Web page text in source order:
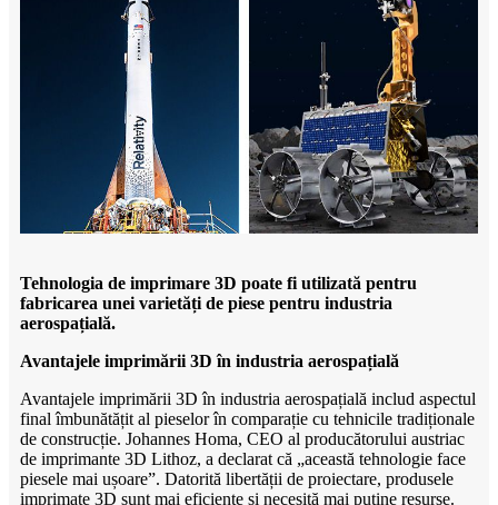
Tehnologia de imprimare 3D poate fi utilizată pentru
fabricarea unei varietăți de piese pentru industria
aerospațială.
Avantajele imprimării 3D în industria aerospațială
Avantajele imprimării 3D în industria aerospațială includ aspectul
final îmbunătățit al pieselor în comparație cu tehnicile tradiționale
de construcție. Johannes Homa, CEO al producătorului austriac
de imprimante 3D Lithoz, a declarat că „această tehnologie face
piesele mai ușoare”. Datorită libertății de proiectare, produsele
imprimate 3D sunt mai eficiente și necesită mai puține resurse.